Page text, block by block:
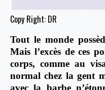
Copy Right: DR
Tout le monde
Mais l’excès de ces
corps, comme au
normal chez la gent
avec la barbe